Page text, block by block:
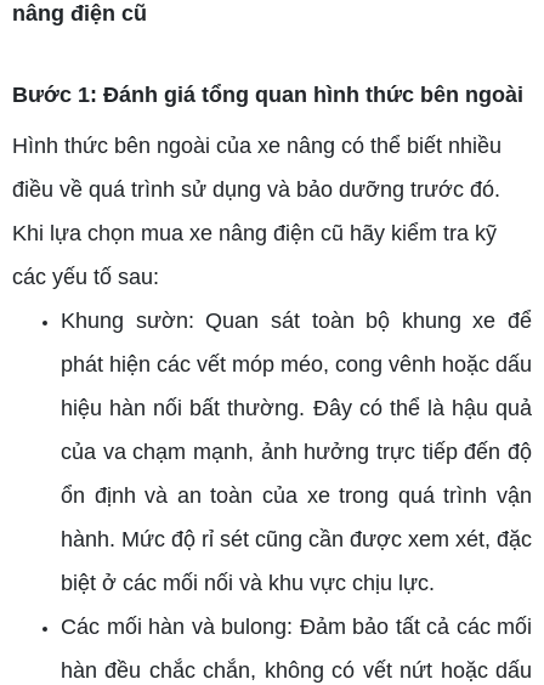
nâng điện cũ
Bước 1: Đánh giá tổng quan hình thức bên ngoài
Hình thức bên ngoài của xe nâng có thể biết nhiều
điều về quá trình sử dụng và bảo dưỡng trước đó.
Khi lựa chọn mua xe nâng điện cũ hãy kiểm tra kỹ
các yếu tố sau:
Khung sườn: Quan sát toàn bộ khung xe để
phát hiện các vết móp méo, cong vênh hoặc dấu
hiệu hàn nối bất thường. Đây có thể là hậu quả
của va chạm mạnh, ảnh hưởng trực tiếp đến độ
ổn định và an toàn của xe trong quá trình vận
hành. Mức độ rỉ sét cũng cần được xem xét, đặc
biệt ở các mối nối và khu vực chịu lực.
Các mối hàn và bulong: Đảm bảo tất cả các mối
hàn đều chắc chắn, không có vết nứt hoặc dấu